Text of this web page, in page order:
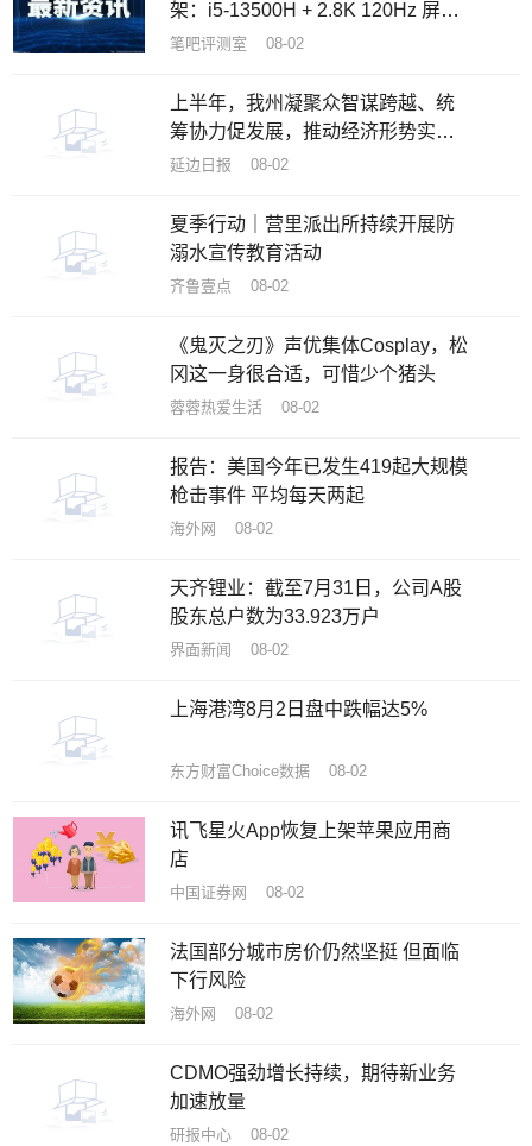
架：i5-13500H + 2.8K 120Hz 屏，
首发 3799 元
笔吧评测室 08-02
上半年，我州凝聚众智谋跨越、统
筹协力促发展，推动经济形势实现
稳中向好——奋跃而上开新局
延边日报 08-02
夏季行动｜营里派出所持续开展防
溺水宣传教育活动
齐鲁壹点 08-02
《鬼灭之刃》声优集体Cosplay，松
冈这一身很合适，可惜少个猪头
蓉蓉热爱生活 08-02
报告：美国今年已发生419起大规模
枪击事件 平均每天两起
海外网 08-02
天齐锂业：截至7月31日，公司A股
股东总户数为33.923万户
界面新闻 08-02
上海港湾8月2日盘中跌幅达5%
东方财富Choice数据 08-02
讯飞星火App恢复上架苹果应用商
店
中国证券网 08-02
法国部分城市房价仍然坚挺 但面临
下行风险
海外网 08-02
CDMO强劲增长持续，期待新业务
加速放量
研报中心 08-02